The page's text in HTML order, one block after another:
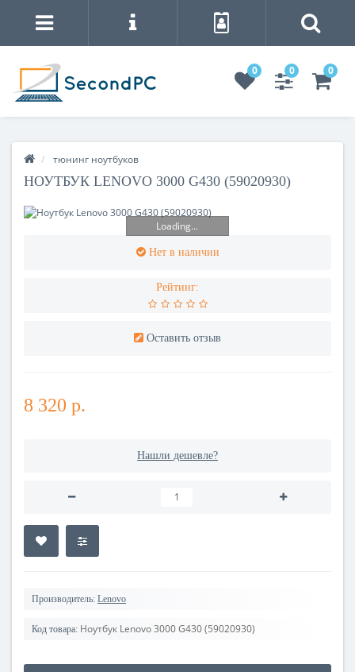
0 0 0
тюнинг ноутбуков
НОУТБУК LENOVO 3000 G430 (59020930)
Loading...
Нет в наличии
Рейтинг:
Оставить отзыв
8 320 р.
Нашли дешевле?
Производитель: Lenovo
Код товара: Ноутбук Lenovo 3000 G430 (59020930)